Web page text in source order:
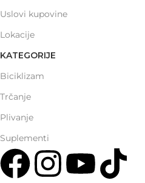
Uslovi kupovine
Lokacije
KATEGORIJE
Biciklizam
Trčanje
Plivanje
Suplementi